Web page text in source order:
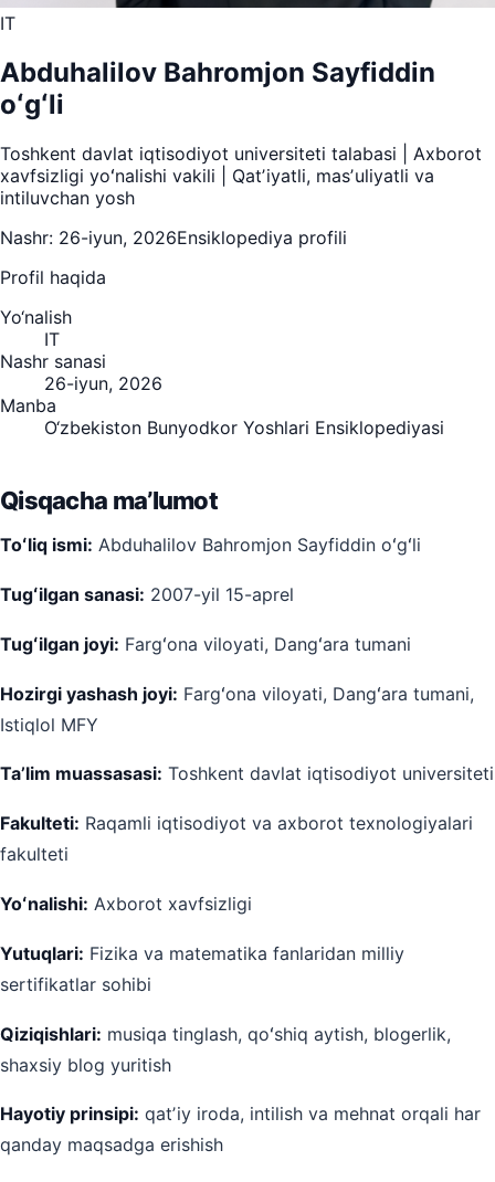
IT
Abduhalilov Bahromjon Sayfiddin
oʻgʻli
Toshkent davlat iqtisodiyot universiteti talabasi | Axborot
xavfsizligi yoʻnalishi vakili | Qatʼiyatli, masʼuliyatli va
intiluvchan yosh
Nashr: 26-iyun, 2026Ensiklopediya profili
Profil haqida
Yo‘nalish
IT
Nashr sanasi
26-iyun, 2026
Manba
O‘zbekiston Bunyodkor Yoshlari Ensiklopediyasi
Qisqacha maʼlumot
Toʻliq ismi: Abduhalilov Bahromjon Sayfiddin oʻgʻli
Tugʻilgan sanasi: 2007-yil 15-aprel
Tugʻilgan joyi: Fargʻona viloyati, Dangʻara tumani
Hozirgi yashash joyi: Fargʻona viloyati, Dangʻara tumani,
Istiqlol MFY
Taʼlim muassasasi: Toshkent davlat iqtisodiyot universiteti
Fakulteti: Raqamli iqtisodiyot va axborot texnologiyalari
fakulteti
Yoʻnalishi: Axborot xavfsizligi
Yutuqlari: Fizika va matematika fanlaridan milliy
sertifikatlar sohibi
Qiziqishlari: musiqa tinglash, qoʻshiq aytish, blogerlik,
shaxsiy blog yuritish
Hayotiy prinsipi: qatʼiy iroda, intilish va mehnat orqali har
qanday maqsadga erishish